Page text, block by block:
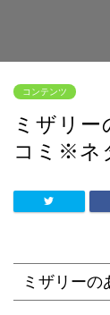
コンテンツ
ミザリー
コミ※ネ
ミザリーの